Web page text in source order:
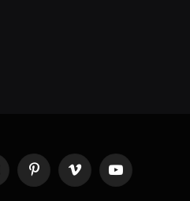
PinterestVimeo YouTube